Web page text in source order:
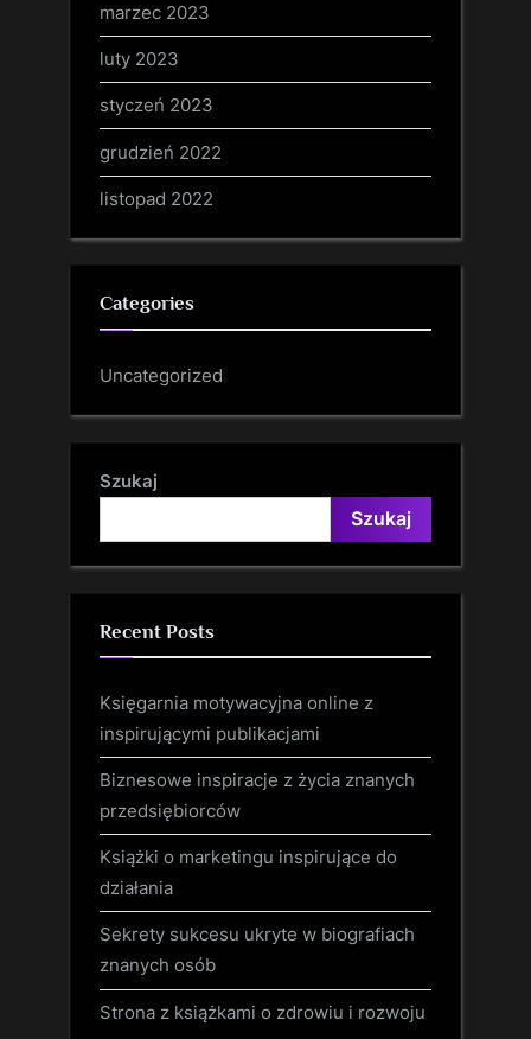
marzec 2023
luty 2023
styczeń 2023
grudzień 2022
listopad 2022
Categories
Uncategorized
Szukaj
Szukaj
Recent Posts
Księgarnia motywacyjna online z
inspirującymi publikacjami
Biznesowe inspiracje z życia znanych
przedsiębiorców
Książki o marketingu inspirujące do
działania
Sekrety sukcesu ukryte w biografiach
znanych osób
Strona z książkami o zdrowiu i rozwoju